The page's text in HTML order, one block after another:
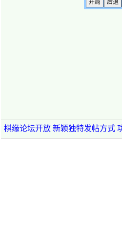
棋缘论坛开放 新颖独特发帖方式